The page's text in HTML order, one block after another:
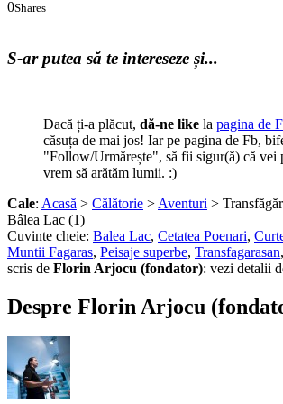
0Shares
S-ar putea să te intereseze și...
Dacă ți-a plăcut, dă-ne like la pagina de
căsuța de mai jos! Iar pe pagina de Fb,
"Follow/Urmărește", să fii sigur(ă) că vei
vrem să arătăm lumii. :)
Cale: Acasă > Călătorie >Aventuri >
Bâlea Lac (1)
Cuvinte cheie: Balea Lac, Cetatea Poenari,
Muntii Fagaras, Peisaje superbe, Transfagarasan,
scris de Florin Arjocu (fondator): vezi detalii
Despre Florin Arjocu